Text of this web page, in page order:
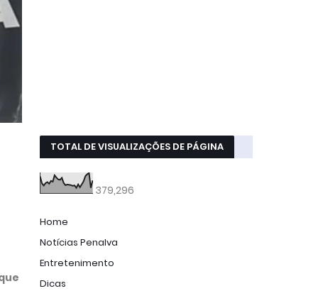
TOTAL DE VISUALIZAÇÕES DE PÁGINA
379,296
Home
Notícias Penalva
Entretenimento
Dicas